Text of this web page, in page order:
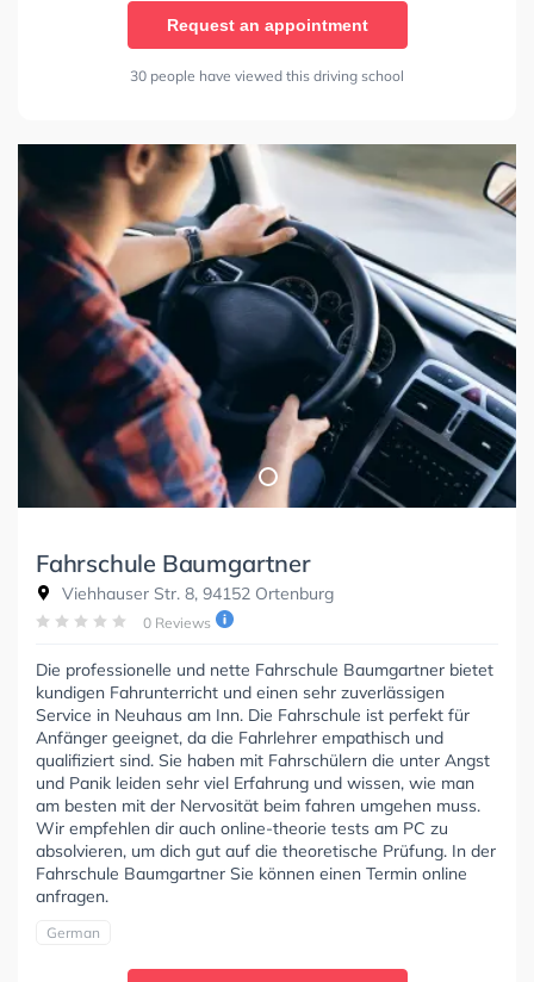
Request an appointment
30 people have viewed this driving school
Fahrschule Baumgartner
Viehhauser Str. 8, 94152 Ortenburg
0 Reviews
Die professionelle und nette Fahrschule Baumgartner bietet
kundigen Fahrunterricht und einen sehr zuverlässigen
Service in Neuhaus am Inn. Die Fahrschule ist perfekt für
Anfänger geeignet, da die Fahrlehrer empathisch und
qualifiziert sind. Sie haben mit Fahrschülern die unter Angst
und Panik leiden sehr viel Erfahrung und wissen, wie man
am besten mit der Nervosität beim fahren umgehen muss.
Wir empfehlen dir auch online-theorie tests am PC zu
absolvieren, um dich gut auf die theoretische Prüfung. In der
Fahrschule Baumgartner Sie können einen Termin online
anfragen.
German